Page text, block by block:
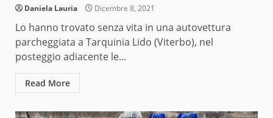
Daniela Lauria Dicembre 8, 2021
Lo hanno trovato senza vita in una autovettura
parcheggiata a Tarquinia Lido (Viterbo), nel
posteggio adiacente le...
Read More